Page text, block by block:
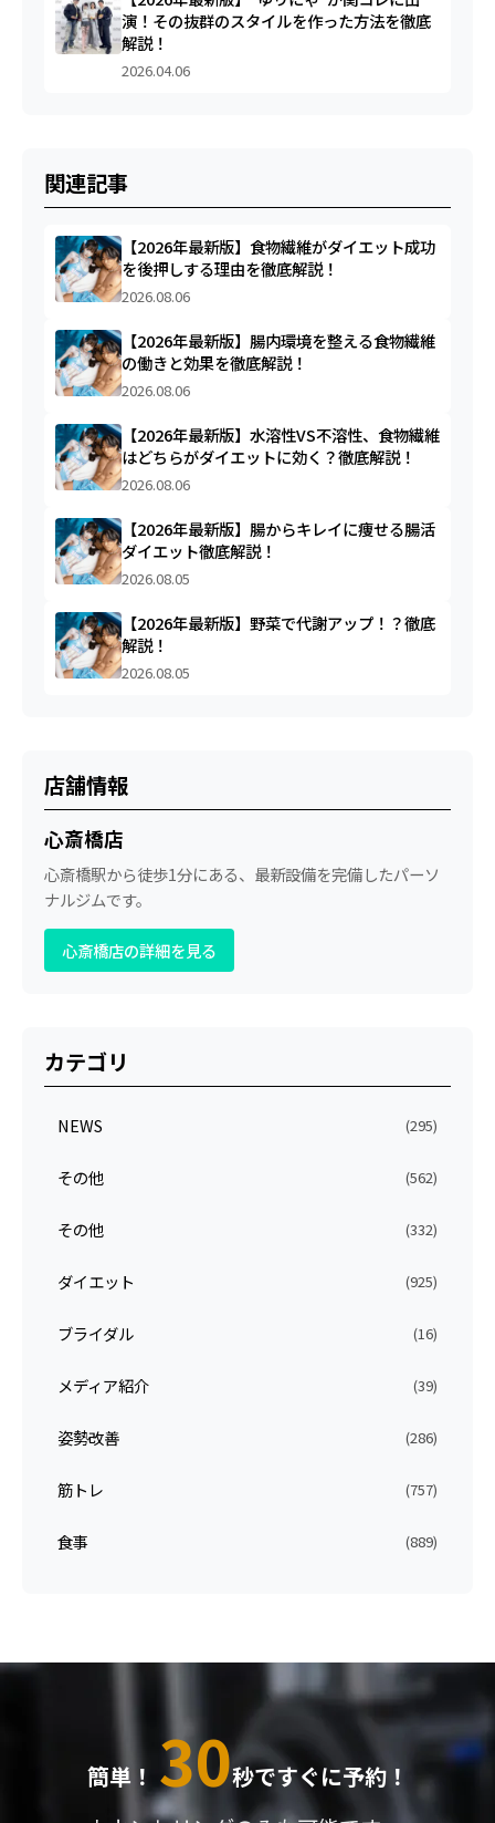
演！その抜群のスタイルを作った方法を徹底
解説！
2026.04.06
関連記事
【2026年最新版】食物繊維がダイエット成功
を後押しする理由を徹底解説！
2026.08.06
【2026年最新版】腸内環境を整える食物繊維
の働きと効果を徹底解説！
2026.08.06
【2026年最新版】水溶性VS不溶性、食物繊維
はどちらがダイエットに効く？徹底解説！
2026.08.06
【2026年最新版】腸からキレイに痩せる腸活
ダイエット徹底解説！
2026.08.05
【2026年最新版】野菜で代謝アップ！？徹底
解説！
2026.08.05
店舗情報
心斎橋店
心斎橋駅から徒歩1分にある、最新設備を完備したパーソ
ナルジムです。
心斎橋店の詳細を見る
カテゴリ
NEWS (295)
その他 (562)
その他 (332)
ダイエット (925)
ブライダル (16)
メディア紹介 (39)
姿勢改善 (286)
筋トレ (757)
食事 (889)
簡単！ 30秒ですぐに予約！